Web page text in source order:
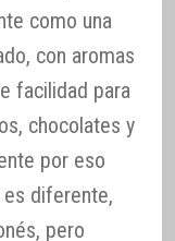
como una
con aromas
facilidad para
chocolates y
por eso
diferente,
pero